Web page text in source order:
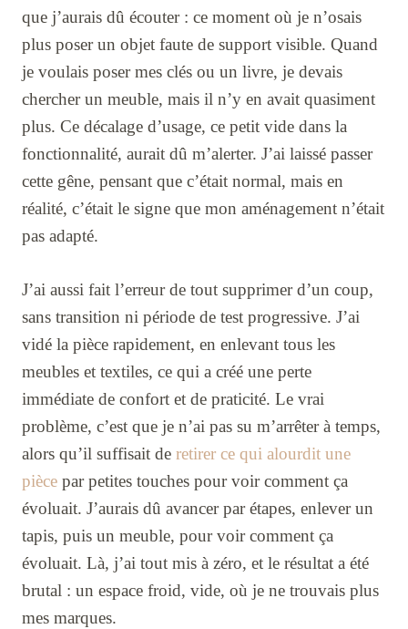
que j’aurais dû écouter : ce moment où je n’osais
plus poser un objet faute de support visible. Quand
je voulais poser mes clés ou un livre, je devais
chercher un meuble, mais il n’y en avait quasiment
plus. Ce décalage d’usage, ce petit vide dans la
fonctionnalité, aurait dû m’alerter. J’ai laissé passer
cette gêne, pensant que c’était normal, mais en
réalité, c’était le signe que mon aménagement n’était
pas adapté.
J’ai aussi fait l’erreur de tout supprimer d’un coup,
sans transition ni période de test progressive. J’ai
vidé la pièce rapidement, en enlevant tous les
meubles et textiles, ce qui a créé une perte
immédiate de confort et de praticité. Le vrai
problème, c’est que je n’ai pas su m’arrêter à temps,
alors qu’il suffisait de retirer ce qui alourdit une
pièce par petites touches pour voir comment ça
évoluait. J’aurais dû avancer par étapes, enlever un
tapis, puis un meuble, pour voir comment ça
évoluait. Là, j’ai tout mis à zéro, et le résultat a été
brutal : un espace froid, vide, où je ne trouvais plus
mes marques.